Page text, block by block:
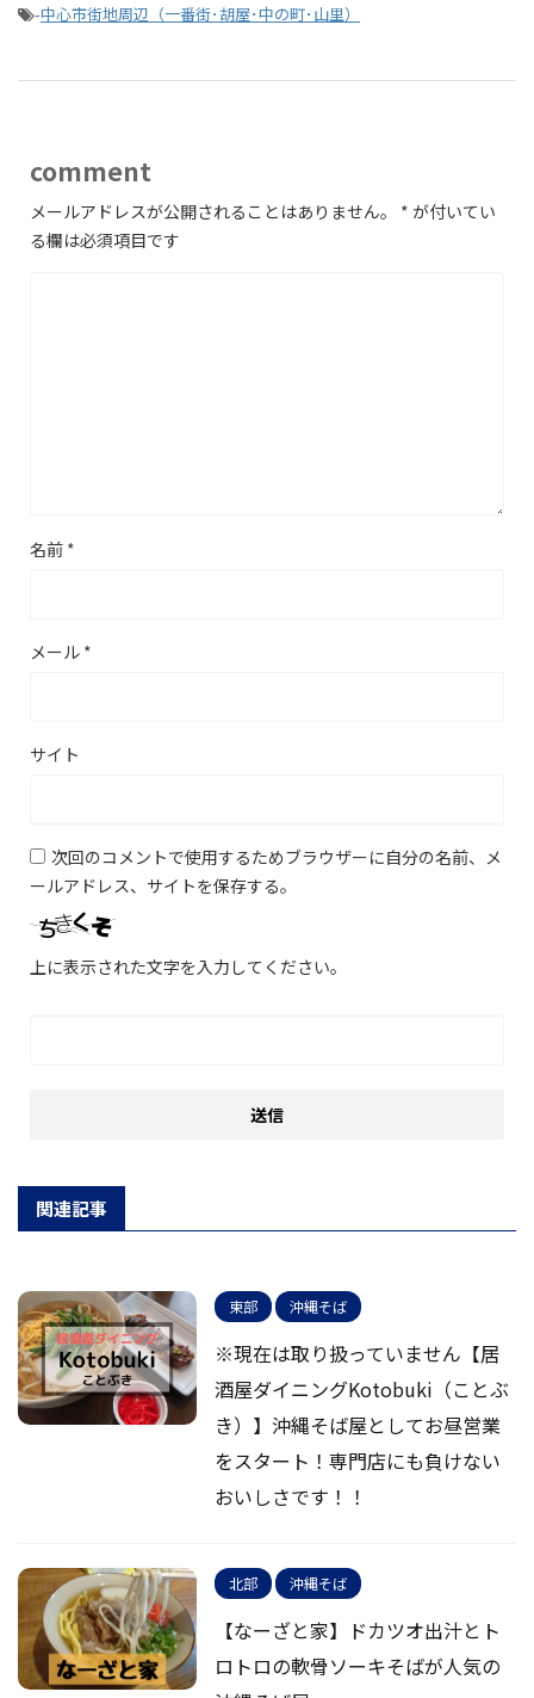
-中心市街地周辺（一番街･胡屋･中の町･山里）
comment
メールアドレスが公開されることはありません。 * が付いてい
る欄は必須項目です
名前 *
メール *
サイト
次回のコメントで使用するためブラウザーに自分の名前、メ
ールアドレス、サイトを保存する。
上に表示された文字を入力してください。
関連記事
東部 沖縄そば
※現在は取り扱っていません【居
酒屋ダイニングKotobuki（ことぶ
き）】沖縄そば屋としてお昼営業
をスタート！専門店にも負けない
おいしさです！！
北部 沖縄そば
【なーざと家】ドカツオ出汁とト
ロトロの軟骨ソーキそばが人気の